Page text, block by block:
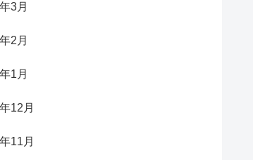
3月
2月
1月
12月
11月